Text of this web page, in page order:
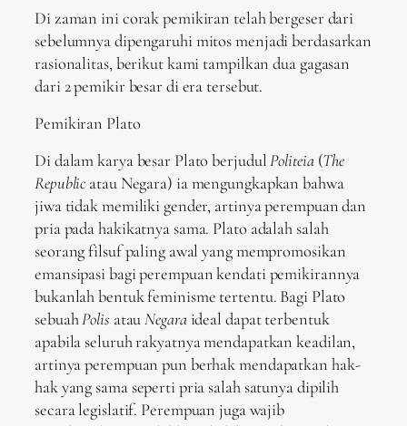
Di zaman ini corak pemikiran telah bergeser dari
sebelumnya dipengaruhi mitos menjadi berdasarkan
rasionalitas, berikut kami tampilkan dua gagasan
dari 2 pemikir besar di era tersebut.
Pemikiran Plato
Di dalam karya besar Plato berjudulPoliteia (The
Republicatau Negara) ia mengungkapkan bahwa
jiwa tidak memiliki gender, artinya perempuan dan
pria pada hakikatnya sama. Plato adalah salah
seorang filsuf paling awal yang mempromosikan
emansipasi bagi perempuan kendati pemikirannya
bukanlah bentuk feminisme tertentu. Bagi Plato
sebuahPolis atauNegaraideal dapat terbentuk
apabila seluruh rakyatnya mendapatkan keadilan,
artinya perempuan pun berhak mendapatkan hak-
hak yang sama seperti pria salah satunya dipilih
secara legislatif. Perempuan juga wajib